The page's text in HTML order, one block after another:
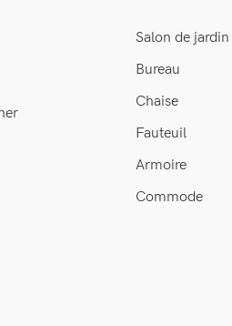
Salon de jardin
Bureau
Chaise
Fauteuil
Armoire
Commode